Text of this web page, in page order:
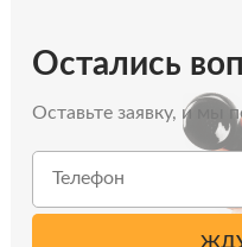
Остались
Оставьте заявку, и мы